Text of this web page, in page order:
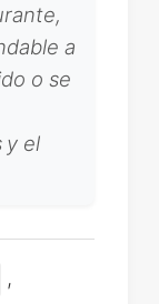
a
o se
y el
,